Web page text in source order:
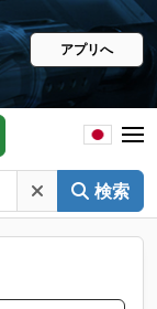
アプリへ
検索